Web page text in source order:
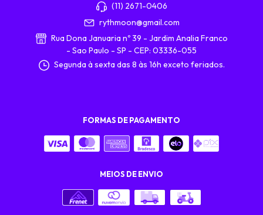
(11) 2671-0406
rythmoon@gmail.com
Rua Dona Januaria nº 39 - Jardim Analia Franco
- Sao Paulo - SP - CEP: 03336-055
Segunda à sexta das 8 às 16h exceto feriados.
FORMAS DE PAGAMENTO
MEIOS DE ENVIO